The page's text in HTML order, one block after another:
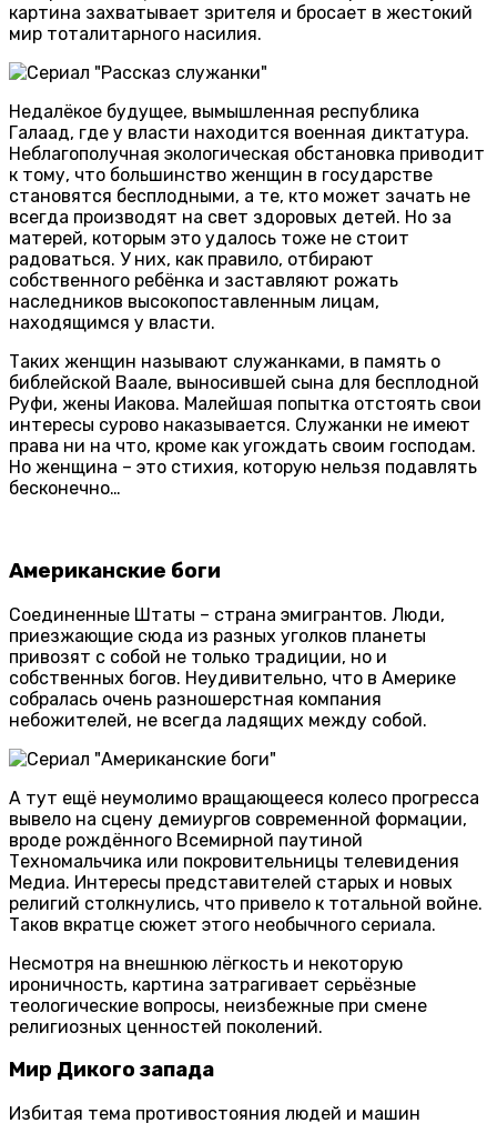
картина захватывает зрителя и бросает в жестокий
мир тоталитарного насилия.
Недалёкое будущее, вымышленная республика
Галаад, где у власти находится военная диктатура.
Неблагополучная экологическая обстановка приводит
к тому, что большинство женщин в государстве
становятся бесплодными, а те, кто может зачать не
всегда производят на свет здоровых детей. Но за
матерей, которым это удалось тоже не стоит
радоваться. У них, как правило, отбирают
собственного ребёнка и заставляют рожать
наследников высокопоставленным лицам,
находящимся у власти.
Таких женщин называют служанками, в память о
библейской Ваале, выносившей сына для бесплодной
Руфи, жены Иакова. Малейшая попытка отстоять свои
интересы сурово наказывается. Служанки не имеют
права ни на что, кроме как угождать своим господам.
Но женщина – это стихия, которую нельзя подавлять
бесконечно…
Американские боги
Соединенные Штаты – страна эмигрантов. Люди,
приезжающие сюда из разных уголков планеты
привозят с собой не только традиции, но и
собственных богов. Неудивительно, что в Америке
собралась очень разношерстная компания
небожителей, не всегда ладящих между собой.
А тут ещё неумолимо вращающееся колесо прогресса
вывело на сцену демиургов современной формации,
вроде рождённого Всемирной паутиной
Техномальчика или покровительницы телевидения
Медиа. Интересы представителей старых и новых
религий столкнулись, что привело к тотальной войне.
Таков вкратце сюжет этого необычного сериала.
Несмотря на внешнюю лёгкость и некоторую
ироничность, картина затрагивает серьёзные
теологические вопросы, неизбежные при смене
религиозных ценностей поколений.
Мир Дикого запада
Избитая тема противостояния людей и машин